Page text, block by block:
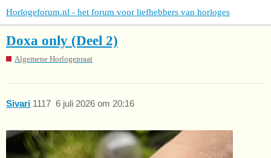
Horlogeforum.nl - het forum voor liefhebbers van horloges
Doxa only (Deel 2)
Algemene Horlogepraat
Sivari 6 juli 2026 om 20:16
1117